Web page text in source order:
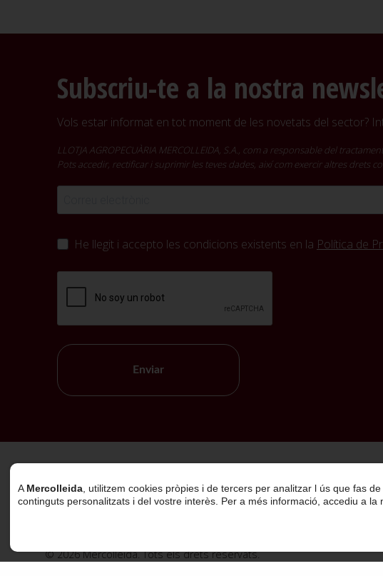
Subscriu-te a la nostra
Vols estar informat en tot moment de les novetats del sector?
LLOTJA AGROPECUÀRIA MERCOLLEIDA, S.A., com a responsable del
Pots accedir, rectificar i suprimir les teves dades, així com exercir altres
He llegit i accepto les condicions existents en la Política de
Enviar
© 2026 Mercolleida. Tots els drets reservats.
A Mercolleida , utilitzem cookies pròpies i de tercers per analitzar l ús que fas
continguts personalitzats i del vostre interès. Per a més informació, accediu a la